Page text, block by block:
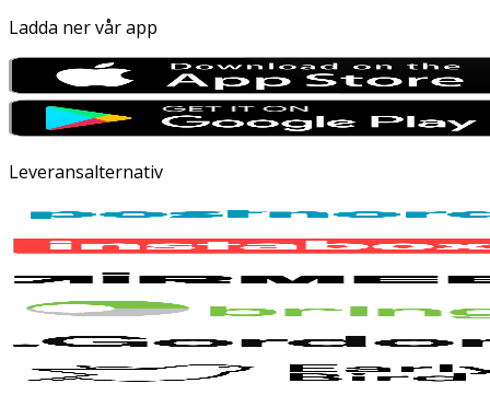
Ladda ner vår app
Leveransalternativ